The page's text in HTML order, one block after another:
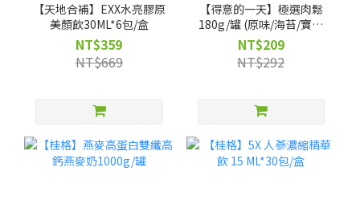
【天地合補】EXX水亮膠原
美顏飲30ML*6包/盒
NT$359
NT$669
【得意的一天】極選肉鬆
180g/罐 (原味/海苔/寶寶
肉鬆)🌻 用葵花油製作更安
心
NT$209
NT$292